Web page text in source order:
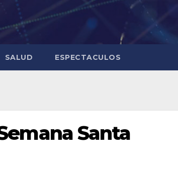
SALUD ESPECTACULOS
Santa